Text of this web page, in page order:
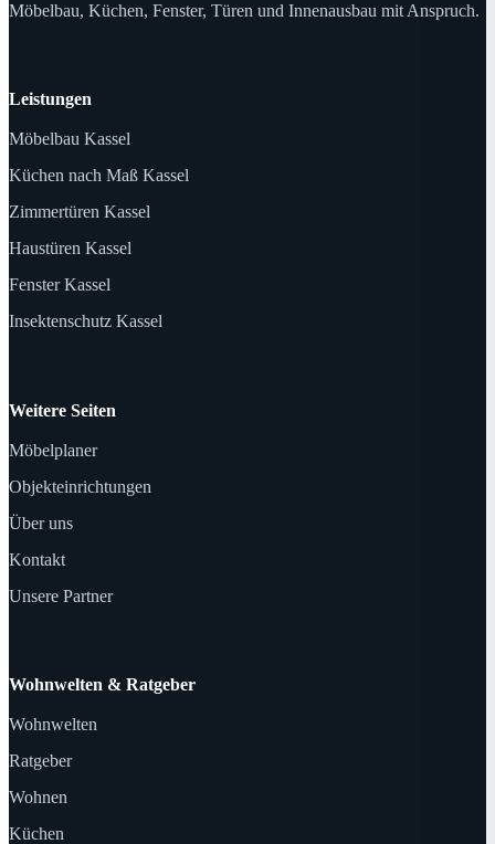
Möbelbau, Küchen, Fenster, Türen und Innenausbau mit Anspruch.
Leistungen
Möbelbau Kassel
Küchen nach Maß Kassel
Zimmertüren Kassel
Haustüren Kassel
Fenster Kassel
Insektenschutz Kassel
Weitere Seiten
Möbelplaner
Objekteinrichtungen
Über uns
Kontakt
Unsere Partner
Wohnwelten & Ratgeber
Wohnwelten
Ratgeber
Wohnen
Küchen